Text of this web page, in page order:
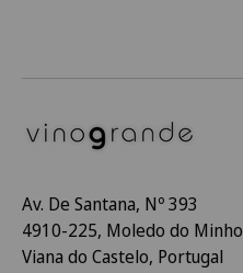
Av. De Santana, Nº 393
4910-225, Moledo do Minho
Viana do Castelo, Portugal